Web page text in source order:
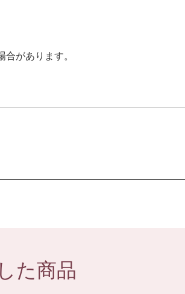
があります。
た商品